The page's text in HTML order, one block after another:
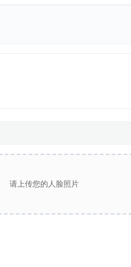
请上传您的人脸照片